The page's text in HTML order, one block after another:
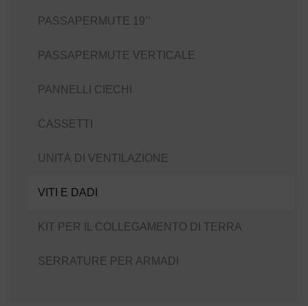
PASSAPERMUTE 19’’
PASSAPERMUTE VERTICALE
PANNELLI CIECHI
CASSETTI
UNITÀ DI VENTILAZIONE
VITI E DADI
KIT PER IL COLLEGAMENTO DI TERRA
SERRATURE PER ARMADI